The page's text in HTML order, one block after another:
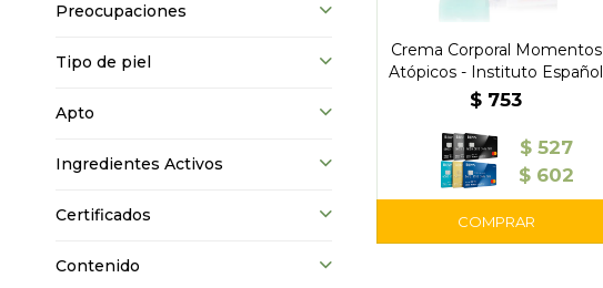
Crema Corporal Momentos
Atópicos - Instituto Español
$ 753
$ 527
$ 602
Preocupaciones
Tipo de piel
Apto
Ingredientes Activos
Certificados
Contenido